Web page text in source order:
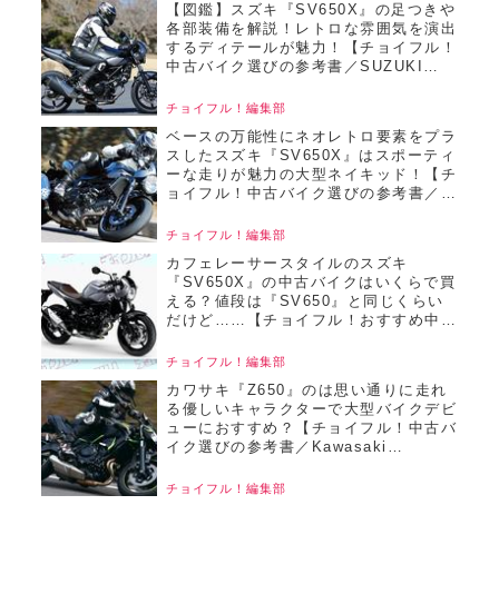
【図鑑】スズキ『SV650X』の足つきや
各部装備を解説！レトロな雰囲気を演出
するディテールが魅力！【チョイフル！
中古バイク選びの参考書／SUZUKI
チョイフル！編集部
ベースの万能性にネオレトロ要素をプラ
スしたスズキ『SV650X』はスポーティ
ーな走りが魅力の大型ネイキッド！【チ
ョイフル！中古バイク選びの参考書／
チョイフル！編集部
カフェレーサースタイルのスズキ
『SV650X』の中古バイクはいくらで買
える？値段は『SV650』と同じくらい
だけど……【チョイフル！おすすめ中古
チョイフル！編集部
カワサキ『Z650』のは思い通りに走れ
る優しいキャラクターで大型バイクデビ
ューにおすすめ？【チョイフル！中古バ
イク選びの参考書／Kawasaki
チョイフル！編集部